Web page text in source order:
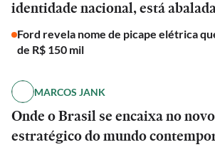
identidade nacional, está
Ford revela nome de picape elétrica
de R$ 150 mil
MARCOS JANK
Onde o Brasil se encaixa no
estratégico do mundo